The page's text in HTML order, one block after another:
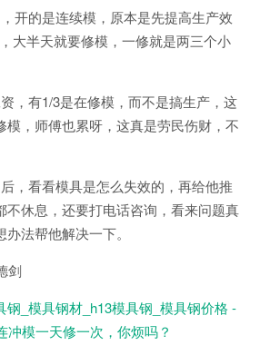
开的是连续模，原本是先提高生产效
大半天就要修模，一修就是两三个小
，有1/3是在修模，而不是搞生产，这
模，师傅也累呀，这真是劳民伤财，不
，看看模具是怎么失效的，再给他推
不休息，还要打电话咨询，看来问题真
法帮他解决一下。
剑
钢_模具钢材_h13模具钢_模具钢价格 -
冲模一天修一次，你烦吗？